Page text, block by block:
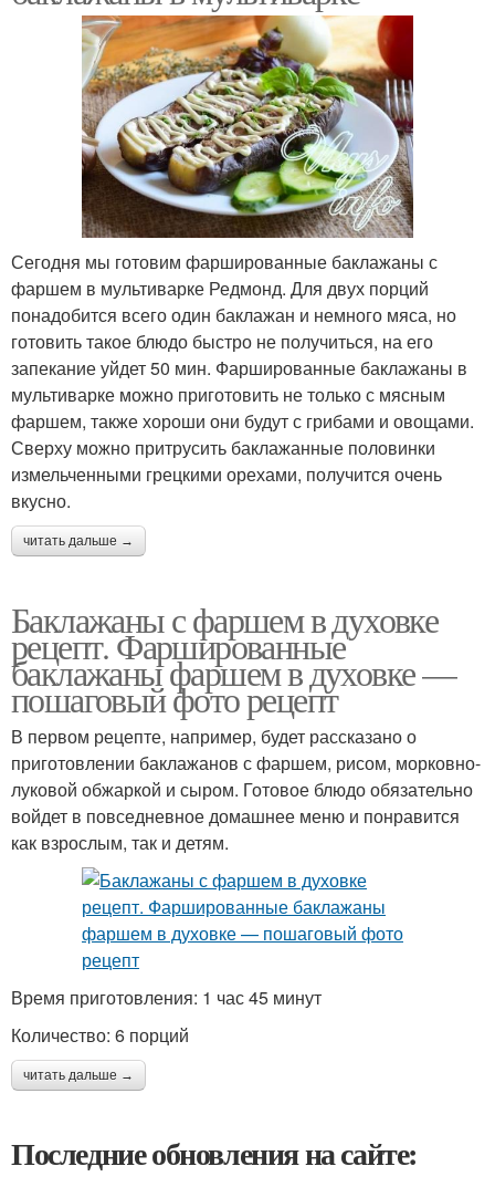
Сегодня мы готовим фаршированные баклажаны с
фаршем в мультиварке Редмонд. Для двух порций
понадобится всего один баклажан и немного мяса, но
готовить такое блюдо быстро не получиться, на его
запекание уйдет 50 мин. Фаршированные баклажаны в
мультиварке можно приготовить не только с мясным
фаршем, также хороши они будут с грибами и овощами.
Сверху можно притрусить баклажанные половинки
измельченными грецкими орехами, получится очень
вкусно.
читать дальше →
Баклажаны с фаршем в духовке
рецепт. Фаршированные
баклажаны фаршем в духовке —
пошаговый фото рецепт
В первом рецепте, например, будет рассказано о
приготовлении баклажанов с фаршем, рисом, морковно-
луковой обжаркой и сыром. Готовое блюдо обязательно
войдет в повседневное домашнее меню и понравится
как взрослым, так и детям.
Время приготовления: 1 час 45 минут
Количество: 6 порций
читать дальше →
Последние обновления на сайте: